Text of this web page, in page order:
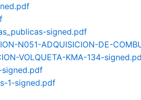
signed.pdf
N051-ADQUISICION-DE-
VOLQUETA-KMA-134-
1-signed.pdf